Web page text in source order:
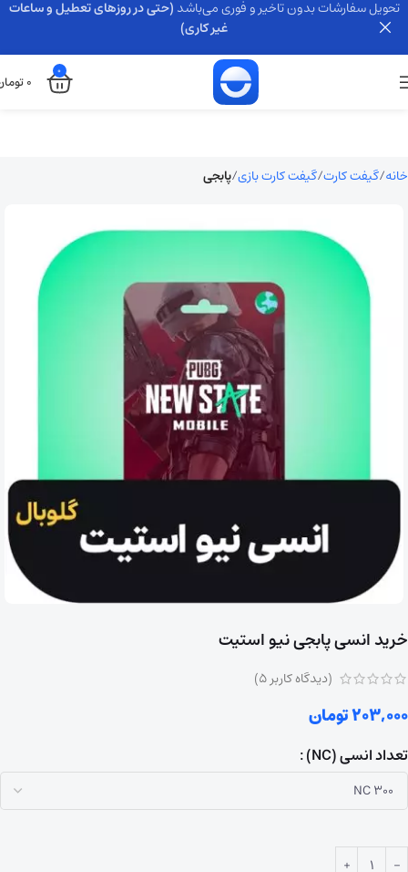
0
0
خانه گیفت کارت گیفت کارت بازی پابجی
خرید انسی پابجی نیو استیت
(دیدگاه کاربر5
)
203,000تومان
تعداد انسی (NC)
تحویل سفارشات بدون تاخیر و فوری می‌باشد (حتی در روزهای تعطیل و ساعات
غیر کاری)